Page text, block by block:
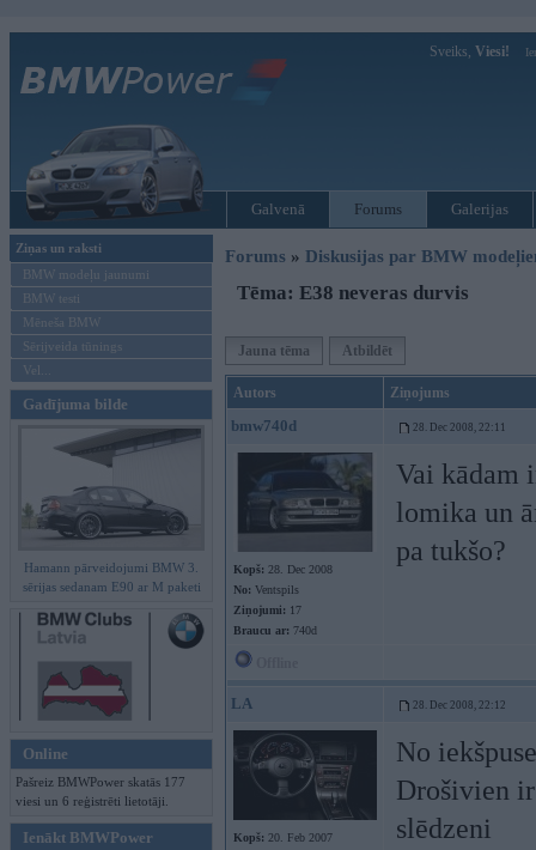
Sveiks, Viesi!
Galvenā Forums Galerijas
Ziņas un raksti
BMW modeļu jaunumi
BMW testi
Mēneša BMW
Sērijveida tūnings
Vel...
Gadījuma bilde
Hamann pārveidojumi BMW 3.
sērijas sedanam E90 ar M paketi
Online
Pašreiz BMWPower skatās 177
viesi un 6 reģistrēti lietotāji.
Ienākt BMWPower
Forums » Diskusijas par BMW
Tēma: E38 neveras durvis
Jauna tēma Atbildēt
Autors Ziņojums
bmw740d 28. Dec 2008, 22:11
Kopš: 28. Dec 2008
No: Ventspils
Ziņojumi: 17
Braucu ar: 740d
Vai kādam
lomika un
pa tukšo?
LA 28. Dec 2008, 22:12
Kopš: 20. Feb 2007
No
Drošivien
slēdzeni